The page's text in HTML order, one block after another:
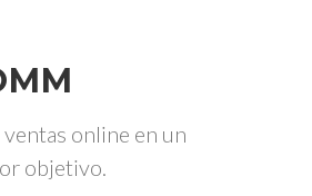
online en un
objetivo.